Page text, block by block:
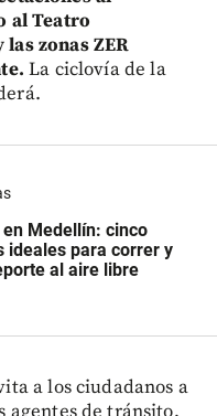
al Teatro
zonas ZER
La ciclovía de la
Medellín: cinco
ideales para correr y
al aire libre
a los ciudadanos a